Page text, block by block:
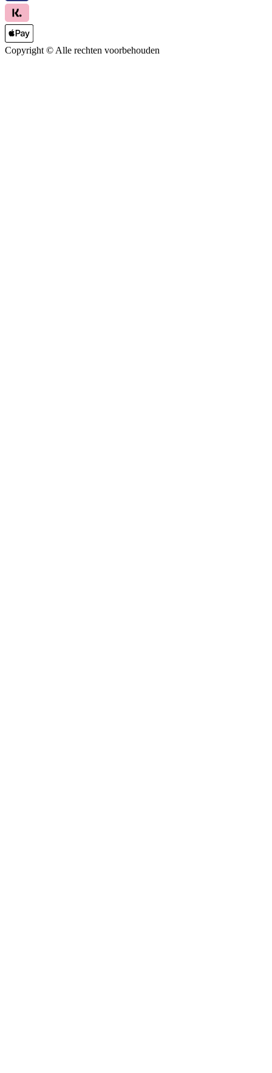
Copyright © Alle rechten voorbehouden